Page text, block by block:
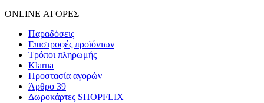
ONLINE ΑΓΟΡΕΣ
Παραδόσεις
Επιστροφές προϊόντων
Τρόποι πληρωμής
Klarna
Προστασία αγορών
Άρθρο 39
Δωροκάρτες SHOPFLIX